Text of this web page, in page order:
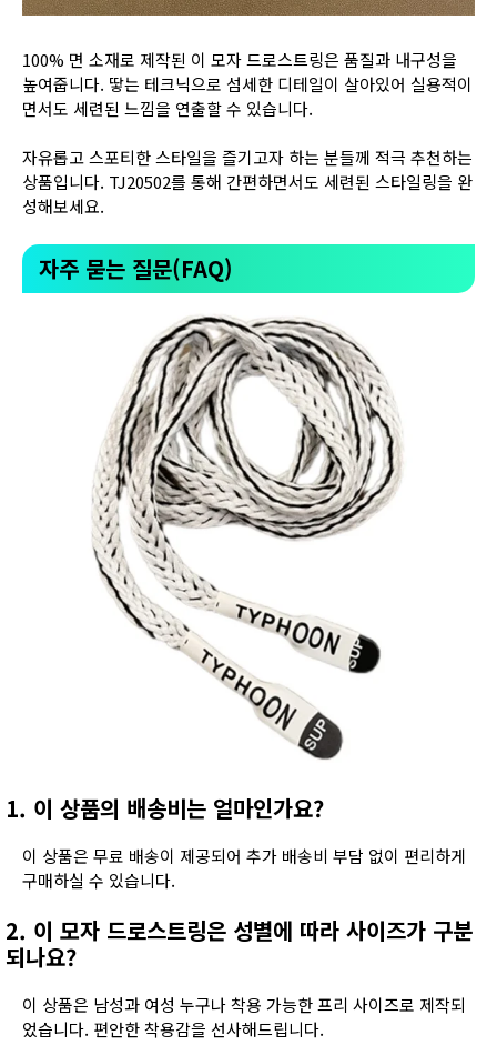
100% 면 소재로 제작된 이 모자 드로스트링은 품질과 내구성을
높여줍니다. 땋는 테크닉으로 섬세한 디테일이 살아있어 실용적이
면서도 세련된 느낌을 연출할 수 있습니다.
자유롭고 스포티한 스타일을 즐기고자 하는 분들께 적극 추천하는
상품입니다. TJ20502를 통해 간편하면서도 세련된 스타일링을 완
성해보세요.
자주 묻는 질문(FAQ)
1. 이 상품의 배송비는 얼마인가요?
이 상품은 무료 배송이 제공되어 추가 배송비 부담 없이 편리하게
구매하실 수 있습니다.
2. 이 모자 드로스트링은 성별에 따라 사이즈가 구분
되나요?
이 상품은 남성과 여성 누구나 착용 가능한 프리 사이즈로 제작되
었습니다. 편안한 착용감을 선사해드립니다.